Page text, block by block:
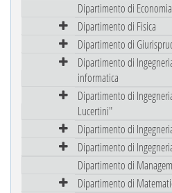
Dipartimento di
Dipartimento di Fisica
Dipartimento di
Dipartimento di
informatica
Dipartimento di
Lucertini"
Dipartimento di
Dipartimento di
Dipartimento di
Dipartimento di